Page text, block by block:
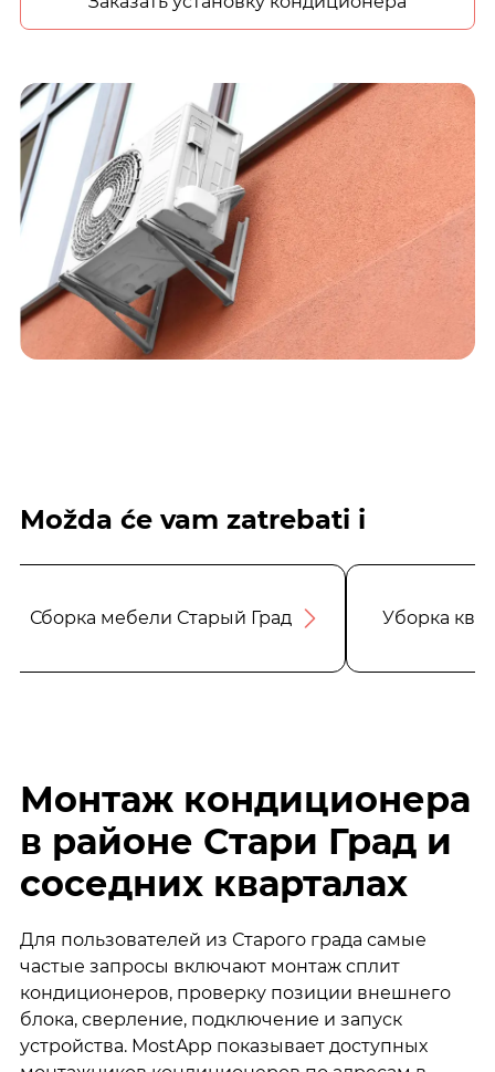
Možda će vam zatrebati i
Сборка мебели Старый Град Уборка
Монтаж кондиционера
в районе Стари Град и
соседних кварталах
Для пользователей из Старого града самые
частые запросы включают монтаж сплит
кондиционеров, проверку позиции внешнего
блока, сверление, подключение и запуск
устройства. MostApp показывает доступных